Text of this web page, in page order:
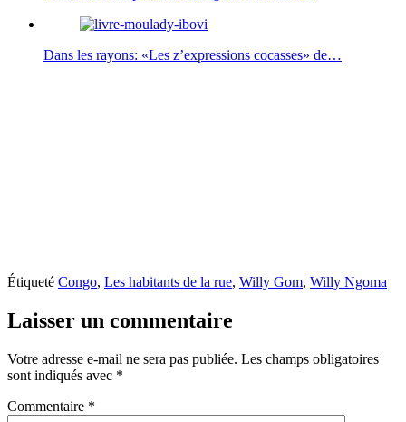
Dans les rayons: «Les z’expressions cocasses» de…
Étiqueté Congo, Les habitants de la rue, Willy Gom, Willy Ngoma
Laisser un commentaire
Votre adresse e-mail ne sera pas publiée. Les champs obligatoires
sont indiqués avec *
Commentaire *